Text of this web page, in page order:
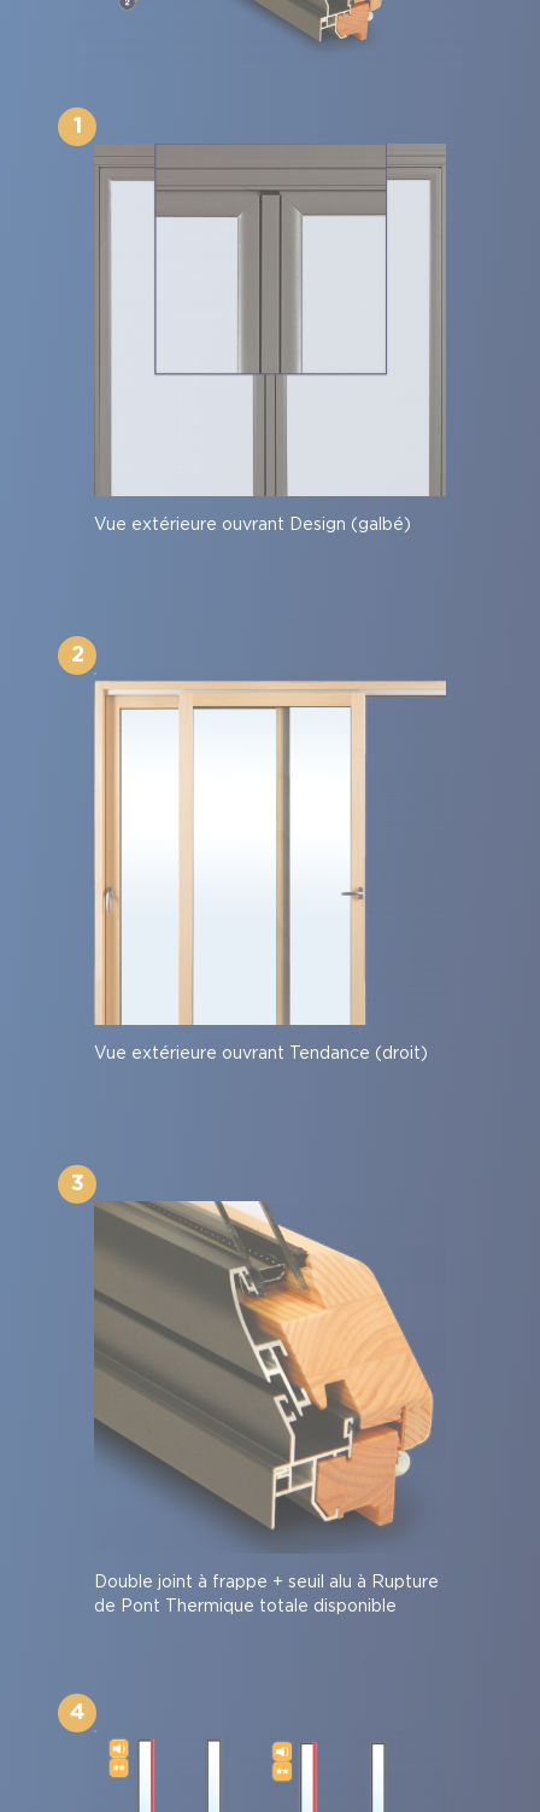
Vue extérieure ouvrant Design (galbé)
1
Vue extérieure ouvrant Tendance (droit)
2
Double joint à frappe + seuil alu à Rupture
de Pont Thermique totale disponible
3
4